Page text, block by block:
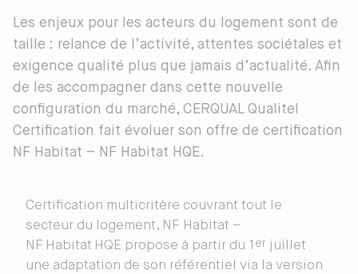
Les enjeux pour les acteurs du logement sont de
taille : relance de l’activité, attentes sociétales et
exigence qualité plus que jamais d’actualité. Afin
de les accompagner dans cette nouvelle
configuration du marché, CERQUAL Qualitel
Certification fait évoluer son offre de certification
NF Habitat – NF Habitat HQE.
Certification multicritère couvrant tout le
secteur du logement, NF Habitat –
NF Habitat HQE propose à partir du 1 er juillet
une adaptation de son référentiel via la version